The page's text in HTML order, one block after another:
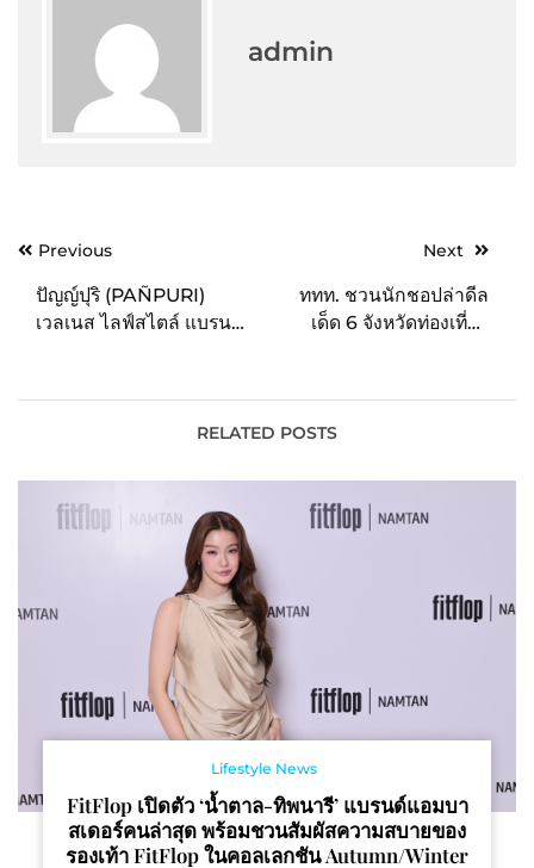
admin
PostPrevious
ปัญญ์ปุริ (PAÑPURI)
เวลเนส ไลฟ์สไตล์ แบรนด์
ของคนทุกเพศ โดยร่วมเป็น
ส่วนหนึ่งในงาน “บางกอก
Next
ททท. ชวนนักชอปล่าดีล
เด็ด 6 จังหวัดท่องเที่ยว
ในโครงการ Amazing
Thailand Grand Sale
RELATED POSTS
Lifestyle News
FitFlop เปิดตัว ‘น้ำตาล-ทิพนารี’ แบรนด์แอมบา
สเดอร์คนล่าสุด พร้อมชวนสัมผัสความสบายของ
รองเท้า FitFlop ในคอลเลกชัน Autumn/Winter